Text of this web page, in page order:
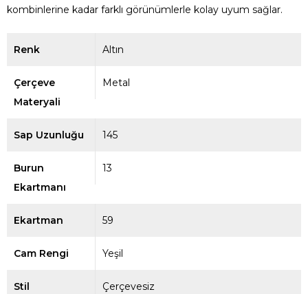
kombinlerine kadar farklı görünümlerle kolay uyum sağlar.
Renk Altın
Çerçeve
Materyali
Metal
Sap Uzunluğu 145
Burun
Ekartmanı
13
Ekartman 59
Cam Rengi Yeşil
Stil Çerçevesiz